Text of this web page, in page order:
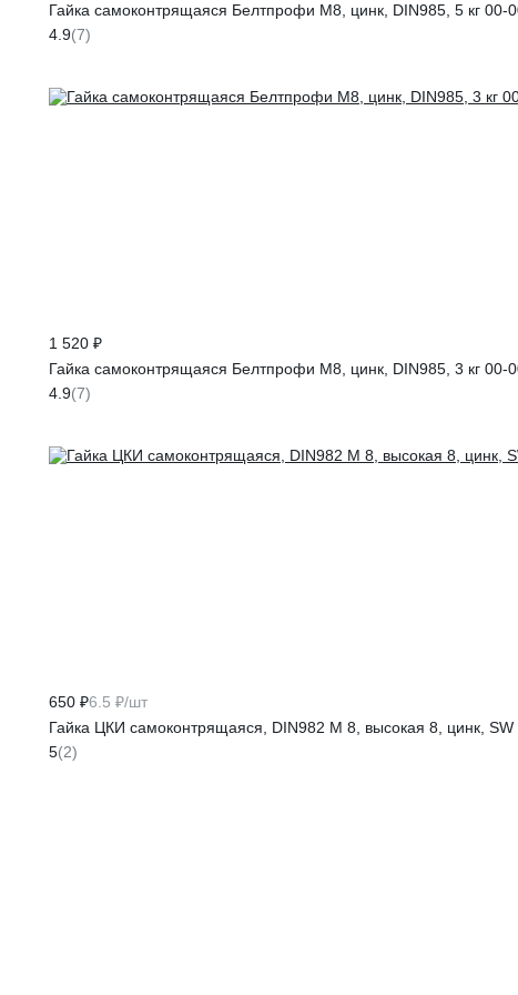
Гайка самоконтрящаяся Белтпрофи М8, цинк, DIN985, 5 кг 00-
4.9(7)
1 520 ₽
Гайка самоконтрящаяся Белтпрофи М8, цинк, DIN985, 3 кг 00-
4.9(7)
650 ₽6.5 ₽/шт
Гайка ЦКИ самоконтрящаяся, DIN982 М 8, высокая 8, цинк, SW
5(2)